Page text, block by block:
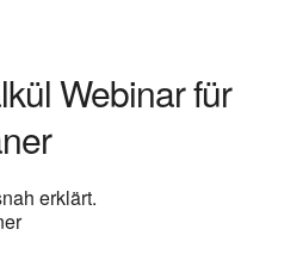
Webinar für
erklärt.